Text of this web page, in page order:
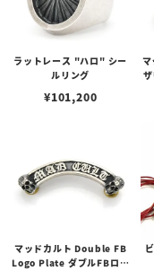
ラットレース "ハロ" シー
ルリング
¥101,200
マッドカルト Double FB
Logo Plate ダブルFBロゴ